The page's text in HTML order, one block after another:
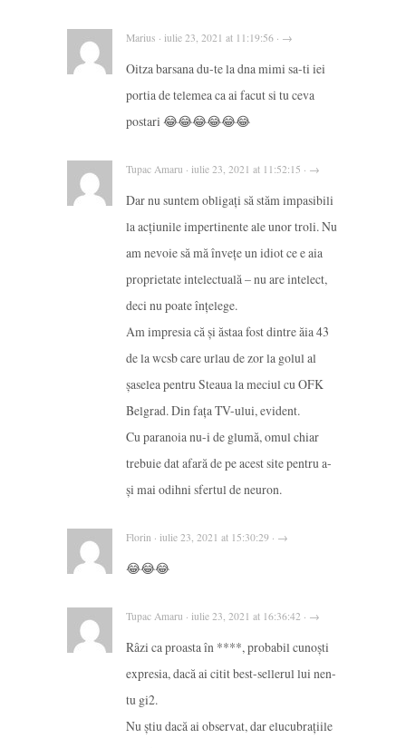
Marius · iulie 23, 2021 at 11:19:56 · →
Oitza barsana du-te la dna mimi sa-ti iei
portia de telemea ca ai facut si tu ceva
postari 😂😂😂😂😂😂
Tupac Amaru · iulie 23, 2021 at 11:52:15 · →
Dar nu suntem obligați să stăm impasibili
la acțiunile impertinente ale unor troli. Nu
am nevoie să mă învețe un idiot ce e aia
proprietate intelectuală – nu are intelect,
deci nu poate înțelege.
Am impresia că și ăstaa fost dintre ăia 43
de la wcsb care urlau de zor la golul al
șaselea pentru Steaua la meciul cu OFK
Belgrad. Din fața TV-ului, evident.
Cu paranoia nu-i de glumă, omul chiar
trebuie dat afară de pe acest site pentru a-
și mai odihni sfertul de neuron.
Florin · iulie 23, 2021 at 15:30:29 · →
😂😂😂
Tupac Amaru · iulie 23, 2021 at 16:36:42 · →
Râzi ca proasta în ****, probabil cunoști
expresia, dacă ai citit best-sellerul lui nen-
tu gi2.
Nu știu dacă ai observat, dar elucubrațiile